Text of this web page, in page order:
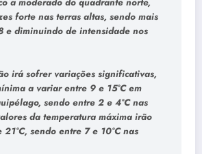
a moderado do quadrante norte,
forte nas terras altas, sendo mais
e diminuindo de intensidade nos
irá sofrer variações significativas,
a variar entre 9 e 15°C em
sendo entre 2 e 4°C nas
da temperatura máxima irão
sendo entre 7 e 10°C nas